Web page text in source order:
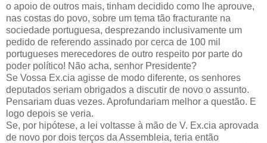
o apoio de outros mais, tinham decidido como lhe aprouve,
nas costas do povo, sobre um tema tão fracturante na
sociedade portuguesa, desprezando inclusivamente um
pedido de referendo assinado por cerca de 100 mil
portugueses merecedores de outro respeito por parte do
poder político! Não acha, senhor Presidente?
Se Vossa Ex.cia agisse de modo diferente, os senhores
deputados seriam obrigados a discutir de novo o assunto.
Pensariam duas vezes. Aprofundariam melhor a questão. E
logo depois se veria.
Se, por hipótese, a lei voltasse à mão de V. Ex.cia aprovada
de novo por dois terços da Assembleia, teria então